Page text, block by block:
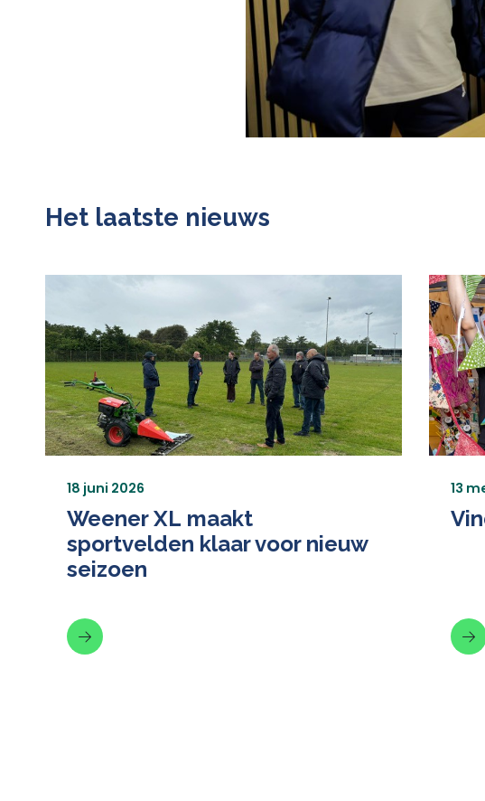
Het laatste nieuws
Weener XL maakt
sportvelden klaar voor nieuw
seizoen
18 juni 2026 13